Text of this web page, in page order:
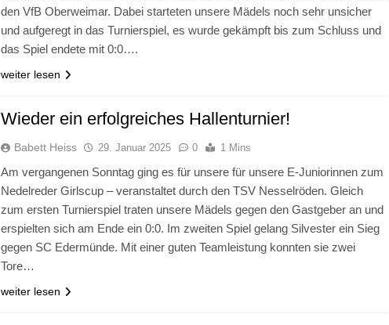
den VfB Oberweimar. Dabei starteten unsere Mädels noch sehr unsicher
und aufgeregt in das Turnierspiel, es wurde gekämpft bis zum Schluss und
das Spiel endete mit 0:0….
weiter lesen
Wieder ein erfolgreiches Hallenturnier!
Babett Heiss 29. Januar 2025 0 1 Mins
Am vergangenen Sonntag ging es für unsere für unsere E-Juniorinnen zum
Nedelreder Girlscup – veranstaltet durch den TSV Nesselröden. Gleich
zum ersten Turnierspiel traten unsere Mädels gegen den Gastgeber an und
erspielten sich am Ende ein 0:0. Im zweiten Spiel gelang Silvester ein Sieg
gegen SC Edermünde. Mit einer guten Teamleistung konnten sie zwei
Tore…
weiter lesen